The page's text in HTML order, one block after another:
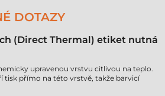
DOTAZY
(Direct Thermal) etiket nutná
upravenou vrstvu citlivou na teplo.
tisk přímo na této vrstvě, takže barvicí